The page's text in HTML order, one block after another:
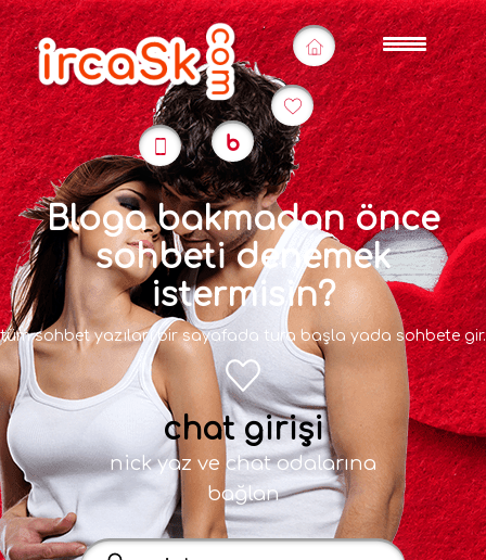
Bloga bakmadan önce
sohbeti denemek
istermisin?
tüm sohbet yazıları bir sayafada tura başla yada sohbete gir.
chat girişi
nick yaz ve chat odalarına
bağlan